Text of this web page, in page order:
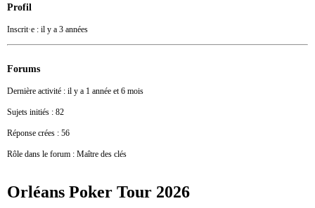
Profil
Inscrit·e : il y a 3 années
Forums
Dernière activité : il y a 1 année et 6 mois
Sujets initiés : 82
Réponse crées : 56
Rôle dans le forum : Maître des clés
Orléans Poker Tour 2026